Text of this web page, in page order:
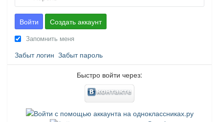
Войти Создать аккаунт
Запомнить меня
Забыт логин Забыт пароль
Быстро войти через: